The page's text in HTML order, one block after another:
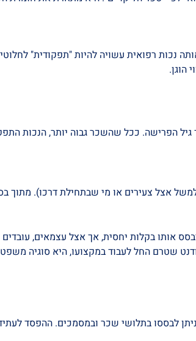
רפואית עשויה להיות "תפקודית"
הוגן.
הפרישה. ככל שהשכר גבוה יותר, הנכות
אצל צעירים או מי שבתחילת דרכו). מתוך
אותו בקלות יחסית, אך אצל עצמאים,
שטרם החל לעבוד במקצועו, היא סוגיה
לבססו בתלושי שכר ובמסמכים. ההפסד